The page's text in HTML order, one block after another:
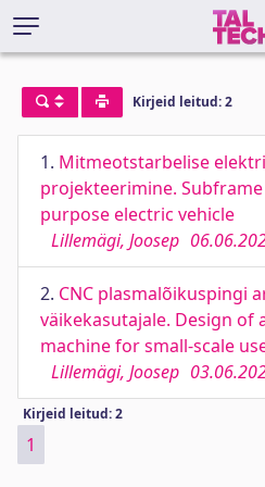
Kirjeid leitud: 2
1. Mitmeotstarbelise
projekteerimine.
purpose electric vehicle
Lillemägi, Joosep
2. CNC plasmalõikuspingi
väikekasutajale. Design of
machine for small-scale
Lillemägi, Joosep
Kirjeid leitud: 2
1